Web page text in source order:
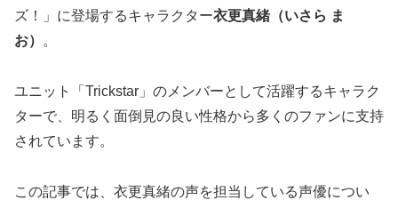
ズ！」に登場するキャラクター衣更真緒（いさら ま
お）
。
ユニット「Trickstar」のメンバーとして活躍するキャラク
ターで、明るく面倒見の良い性格から多くのファンに支持
されています。
この記事では、衣更真緒の声を担当している声優につい